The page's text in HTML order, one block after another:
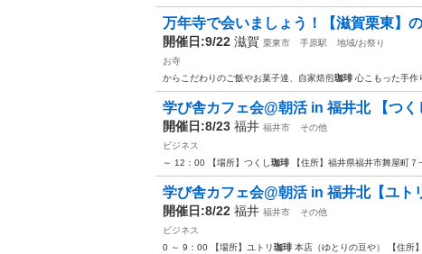
万年寺で会いましょう！【滋賀栗東】
開催日:9/22 滋賀 栗東市 手原駅
地域/お祭り
お寺
からこだわりのご飯やお菓子達、自家焙煎珈琲 心こもった手作
学び舎カフェ会@朝活 in 福井北 【つく
開催日:8/23 福井 福井市
その他
ビジネス
～ 12：00 【場所】つくし 珈琲 【住所】福井県福井市舞屋町７
学び舎カフェ会@朝活 in 福井北【ユト
開催日:8/22 福井 福井市
その他
ビジネス
0 ～ 9：00 【場所】ユトリ珈琲 本店（ゆとりの豆や） 【住所